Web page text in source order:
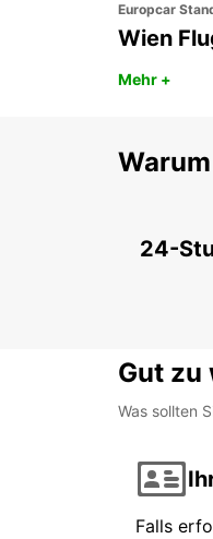
Europcar
Wien
Mehr +
24-
Gut zu
Was sollten
Falls